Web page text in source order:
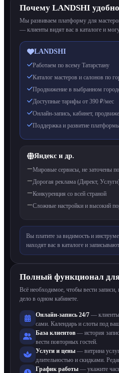
Почему LANDSHI
Мы развиваем платформу для
— клиенты видят вас в каталоге и
LANDSHI
Работаем по всему Татарстану
Каталог мастеров и салонов по
Продвижение в выбранном
Доступные тарифы от 390 ₽/мес
Онлайн-запись, кабинет,
Поддержка и развитие
Яндекс и др.
Мировые сервисы, не заточены
Дорогая реклама (Директ,
Конкуренция со всей страной
Сложные настройки и высокий
Вы платите за видимость и
находят вас в каталоге и
Полный функционал
Всё необходимое, чтобы вести записи,
дело в одном кабинете.
Онлайн-запись 24/7 — клиенты
сами. Календарь и слоты под
База клиентов — история
вести повторных гостей.
Услуги и цены — витрина
длительностью и скидками.
График работы — укажите